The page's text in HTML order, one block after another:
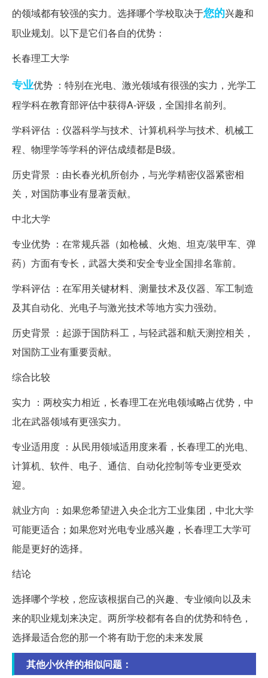
的领域都有较强的实力。选择哪个学校取决于您的兴趣和
职业规划。以下是它们各自的优势：
长春理工大学
专业优势 ：特别在光电、激光领域有很强的实力，光学工
程学科在教育部评估中获得A-评级，全国排名前列。
学科评估 ：仪器科学与技术、计算机科学与技术、机械工
程、物理学等学科的评估成绩都是B级。
历史背景 ：由长春光机所创办，与光学精密仪器紧密相
关，对国防事业有显著贡献。
中北大学
专业优势 ：在常规兵器（如枪械、火炮、坦克/装甲车、弹
药）方面有专长，武器大类和安全专业全国排名靠前。
学科评估 ：在军用关键材料、测量技术及仪器、军工制造
及其自动化、光电子与激光技术等地方实力强劲。
历史背景 ：起源于国防科工，与轻武器和航天测控相关，
对国防工业有重要贡献。
综合比较
实力 ：两校实力相近，长春理工在光电领域略占优势，中
北在武器领域有更强实力。
专业适用度 ：从民用领域适用度来看，长春理工的光电、
计算机、软件、电子、通信、自动化控制等专业更受欢
迎。
就业方向 ：如果您希望进入央企北方工业集团，中北大学
可能更适合；如果您对光电专业感兴趣，长春理工大学可
能是更好的选择。
结论
选择哪个学校，您应该根据自己的兴趣、专业倾向以及未
来的职业规划来决定。两所学校都有各自的优势和特色，
选择最适合您的那一个将有助于您的未来发展
其他小伙伴的相似问题：